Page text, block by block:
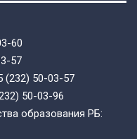
60
57
(232) 50-03-57
50-03-96
образования РБ: